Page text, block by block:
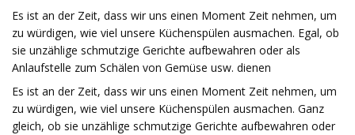
Es ist an der Zeit, dass wir uns einen Moment Zeit nehmen, um
zu würdigen, wie viel unsere Küchenspülen ausmachen. Egal, ob
sie unzählige schmutzige Gerichte aufbewahren oder als
Anlaufstelle zum Schälen von Gemüse usw. dienen
Es ist an der Zeit, dass wir uns einen Moment Zeit nehmen, um
zu würdigen, wie viel unsere Küchenspülen ausmachen. Ganz
gleich, ob sie unzählige schmutzige Gerichte aufbewahren oder